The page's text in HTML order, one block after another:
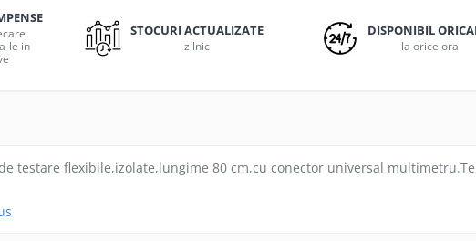
le in
STOCURI ACTUALIZATE
zilnic
DISPONIBIL
la orice ora
testare flexibile,izolate,lungime 80 cm,cu conector universal